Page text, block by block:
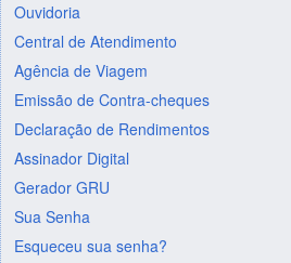
Ouvidoria
Central de Atendimento
Agência de Viagem
Emissão de Contra-cheques
Declaração de Rendimentos
Assinador Digital
Gerador GRU
Sua Senha
Esqueceu sua senha?